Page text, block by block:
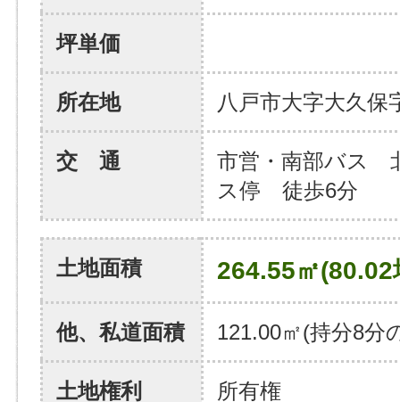
坪単価
所在地 八戸市大字大久保
交 通
市営・南部バス
ス停 徒歩6分
土地面積 264.55㎡(80.02
他、私道面積 121.00㎡(持分8分
土地権利 所有権